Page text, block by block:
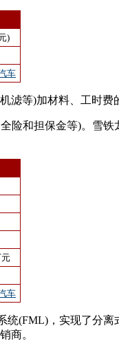
)
车
滤等)加材料、工时费
险和担保金等)。雪铁
车
(FML)，实现了分
商。